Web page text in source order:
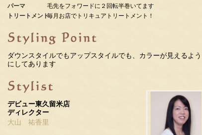
パーマ
毛先をフォワードに２回転半巻いてます
トリートメント毎月お店でトリキュアトリートメント！
ダウンスタイルでもアップスタイルでも、カラーが見えるよう
にしてあります
デビュー東久留米店
ディレクター
大山 祐香里